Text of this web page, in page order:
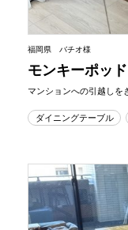
福岡県 バチオ様
モンキーポッ
マンションへの引越しを
ダイニングテーブル